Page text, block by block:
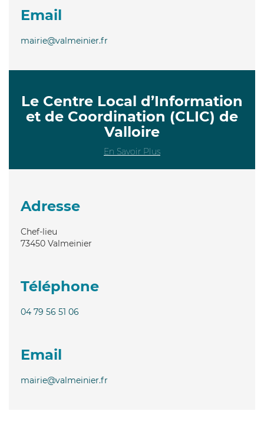
Email
mairie@valmeinier.fr
Le Centre Local d’Information
et de Coordination (CLIC) de
Valloire
En Savoir Plus
Adresse
Chef-lieu
73450 Valmeinier
Téléphone
04 79 56 51 06
Email
mairie@valmeinier.fr